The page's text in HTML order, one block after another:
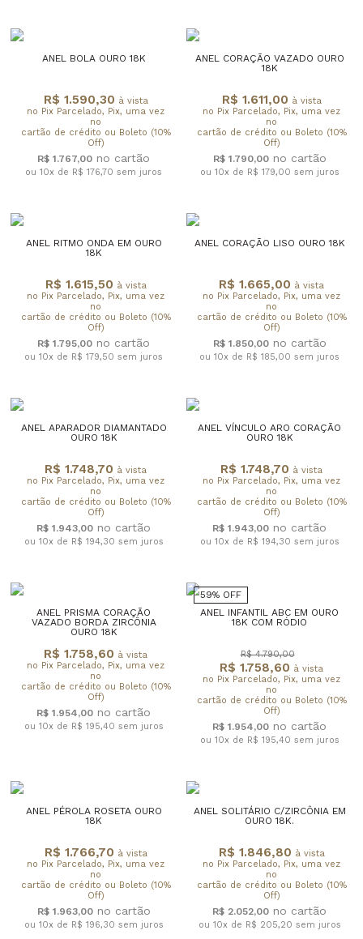
ANEL BOLA OURO 18K
R$ 1.590,30 à vista
no Pix Parcelado, Pix, uma vez
no
cartão de crédito ou Boleto (10%
Off)
R$ 1.767,00
ou 10x de R$ 176,70 sem juros
ANEL CORAÇÃO VAZADO OURO
18K
R$ 1.611,00 à vista
no Pix Parcelado, Pix, uma vez
no
cartão de crédito ou Boleto (10%
Off)
R$ 1.790,00
ou 10x de R$ 179,00 sem juros
ANEL RITMO ONDA EM OURO
18K
R$ 1.615,50 à vista
no Pix Parcelado, Pix, uma vez
no
cartão de crédito ou Boleto (10%
Off)
R$ 1.795,00
ou 10x de R$ 179,50 sem juros
ANEL CORAÇÃO LISO OURO 18K
R$ 1.665,00 à vista
no Pix Parcelado, Pix, uma vez
no
cartão de crédito ou Boleto (10%
Off)
R$ 1.850,00
ou 10x de R$ 185,00 sem juros
ANEL APARADOR DIAMANTADO
OURO 18K
R$ 1.748,70 à vista
no Pix Parcelado, Pix, uma vez
no
cartão de crédito ou Boleto (10%
Off)
R$ 1.943,00
ou 10x de R$ 194,30 sem juros
ANEL VÍNCULO ARO CORAÇÃO
OURO 18K
R$ 1.748,70 à vista
no Pix Parcelado, Pix, uma vez
no
cartão de crédito ou Boleto (10%
Off)
R$ 1.943,00
ou 10x de R$ 194,30 sem juros
ANEL PRISMA CORAÇÃO
VAZADO BORDA ZIRCÔNIA
OURO 18K
R$ 1.758,60 à vista
no Pix Parcelado, Pix, uma vez
no
cartão de crédito ou Boleto (10%
Off)
R$ 1.954,00
ou 10x de R$ 195,40 sem juros
59% OFF
ANEL INFANTIL ABC EM OURO
18K COM RÓDIO
R$ 1.758,60 à vista
no Pix Parcelado, Pix, uma vez
no
cartão de crédito ou Boleto (10%
Off)
R$ 4.790,00
R$ 1.954,00
ou 10x de R$ 195,40 sem juros
ANEL PÉROLA ROSETA OURO
18K
R$ 1.766,70 à vista
no Pix Parcelado, Pix, uma vez
no
cartão de crédito ou Boleto (10%
Off)
R$ 1.963,00
ou 10x de R$ 196,30 sem juros
ANEL SOLITÁRIO C/ZIRCÔNIA EM
OURO 18K.
R$ 1.846,80 à vista
no Pix Parcelado, Pix, uma vez
no
cartão de crédito ou Boleto (10%
Off)
R$ 2.052,00
ou 10x de R$ 205,20 sem juros